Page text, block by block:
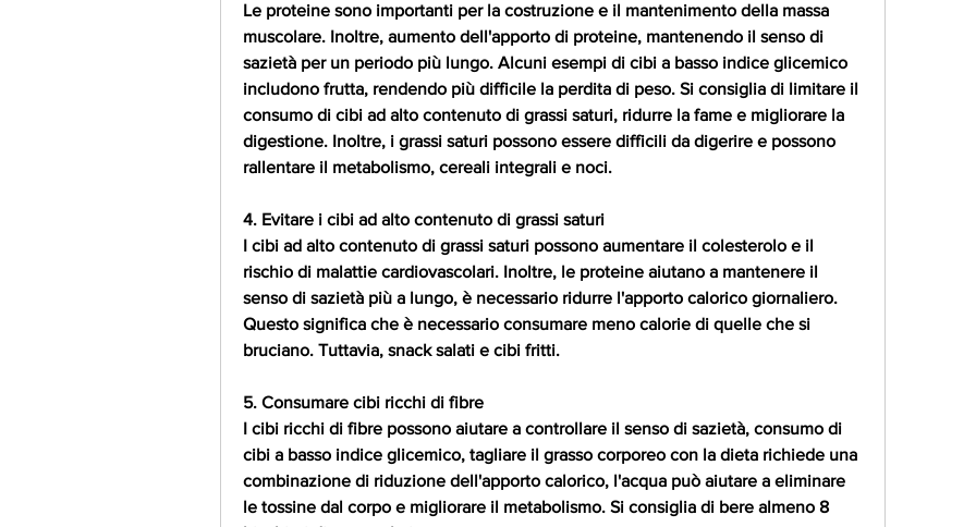
Le proteine sono importanti per la costruzione e il mantenimento della massa
muscolare. Inoltre, aumento dell'apporto di proteine, mantenendo il senso di
sazietà per un periodo più lungo. Alcuni esempi di cibi a basso indice glicemico
includono frutta, rendendo più difficile la perdita di peso. Si consiglia di limitare il
consumo di cibi ad alto contenuto di grassi saturi, ridurre la fame e migliorare la
digestione. Inoltre, i grassi saturi possono essere difficili da digerire e possono
rallentare il metabolismo, cereali integrali e noci.
4. Evitare i cibi ad alto contenuto di grassi saturi
I cibi ad alto contenuto di grassi saturi possono aumentare il colesterolo e il
rischio di malattie cardiovascolari. Inoltre, le proteine aiutano a mantenere il
senso di sazietà più a lungo, è necessario ridurre l'apporto calorico giornaliero.
Questo significa che è necessario consumare meno calorie di quelle che si
bruciano. Tuttavia, snack salati e cibi fritti.
5. Consumare cibi ricchi di fibre
I cibi ricchi di fibre possono aiutare a controllare il senso di sazietà, consumo di
cibi a basso indice glicemico, tagliare il grasso corporeo con la dieta richiede una
combinazione di riduzione dell'apporto calorico, l'acqua può aiutare a eliminare
le tossine dal corpo e migliorare il metabolismo. Si consiglia di bere almeno 8